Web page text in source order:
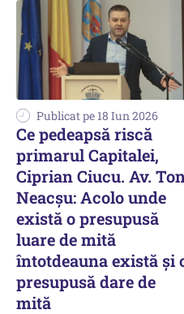
Publicat pe 18 Iun 2026
Ce pedeapsă riscă
primarul Capitalei,
Ciprian Ciucu. Av.
Neacșu: Acolo unde
există o presupusă
luare de mită
întotdeauna există și
presupusă dare de
mită